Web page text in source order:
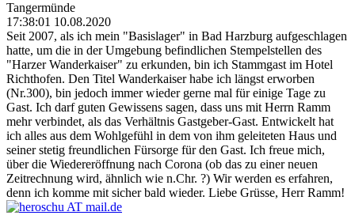
Tangermünde
17:38:01 10.08.2020
Seit 2007, als ich mein "Basislager" in Bad Harzburg aufgeschlagen
hatte, um die in der Umgebung befindlichen Stempelstellen des
"Harzer Wanderkaiser" zu erkunden, bin ich Stammgast im Hotel
Richthofen. Den Titel Wanderkaiser habe ich längst erworben
(Nr.300), bin jedoch immer wieder gerne mal für einige Tage zu
Gast. Ich darf guten Gewissens sagen, dass uns mit Herrn Ramm
mehr verbindet, als das Verhältnis Gastgeber-Gast. Entwickelt hat
ich alles aus dem Wohlgefühl in dem von ihm geleiteten Haus und
seiner stetig freundlichen Fürsorge für den Gast. Ich freue mich,
über die Wiedereröffnung nach Corona (ob das zu einer neuen
Zeitrechnung wird, ähnlich wie n.Chr. ?) Wir werden es erfahren,
denn ich komme mit sicher bald wieder. Liebe Grüsse, Herr Ramm!